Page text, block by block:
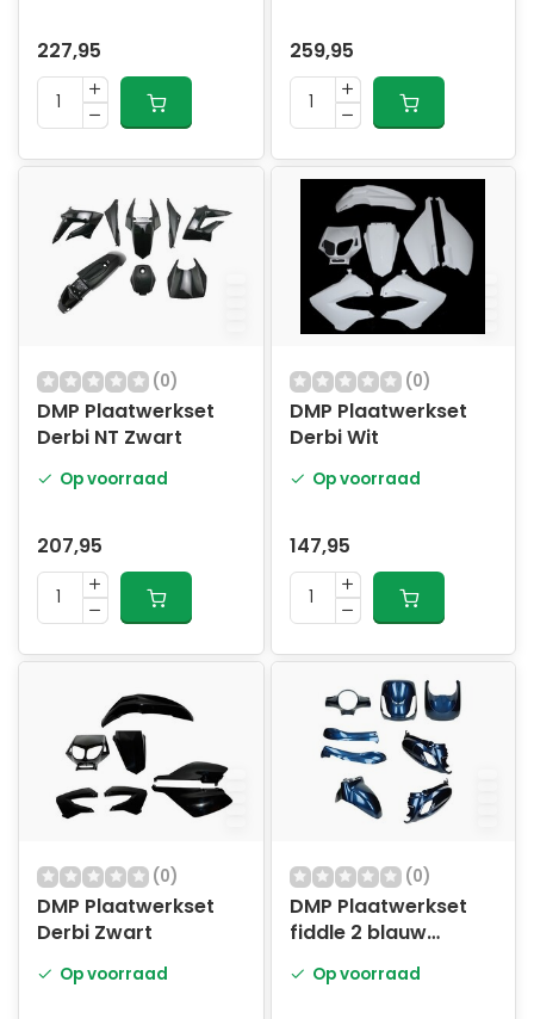
227,95 259,95
(0)
DMP Plaatwerkset
Derbi NT Zwart
Op voorraad
207,95
(0)
DMP Plaatwerkset
Derbi Wit
Op voorraad
147,95
(0)
DMP Plaatwerkset
Derbi Zwart
Op voorraad
(0)
DMP Plaatwerkset
fiddle 2 blauw
Op voorraad